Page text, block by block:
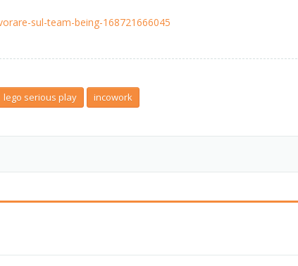
sul-team-being-168721666045
lego serious play incowork